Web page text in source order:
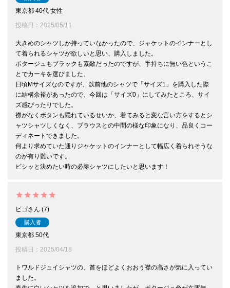
東京都 40代 女性
投稿日
2025/05/11
大きめのシャツしか持っていなかったので、ジャケットのインナーとし
て着られるシャツが欲しいと思い、購入しました。
ポタージュもブラックも素敵だったのですが、手持ちに無い色というこ
とでカーキを選びました。
日頃Mサイズなのですが、以前他のシャツで「サイズ1」を購入した際
に結構余裕があったので、今回は「サイズ0」にしてみたところ、サイ
ズ感ぴったりでした。
襟がなくボタンも隠れているせいか、着てみると変な言い方をするとシ
ャツシャツしくなく、ブラウスとの中間の様な印象になり、品良くコー
ディネートできました。
何より求めていた通りジャケットのインナーとして幅広く着られそうな
のが有り難いです。
ビシッと決めたい時の必勝シャツにしたいと思います！
ビゴ 7
購入者
東京都 50代
投稿日
2025/04/18
トワルドジュイシャツの、首をほどよくおおう襟の高さが気に入ってい
ました。